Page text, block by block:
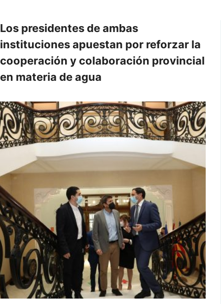
Los presidentes de ambas
instituciones apuestan por reforzar la
cooperación y colaboración provincial
en materia de agua